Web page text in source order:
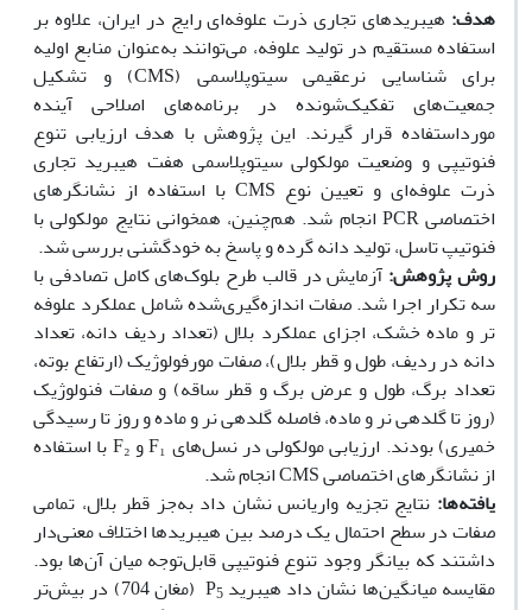
هدف: هیبریدهای تجاری ذرت علوفه‌ای رایج در ایران، علاوه بر
استفاده مستقیم در تولید علوفه، می‌توانند به‌عنوان منابع اولیه
برای شناسایی نرعقیمی سیتوپلاسمی (CMS) و تشکیل
جمعیت‌های تفکیک‌شونده در برنامه‌های اصلاحی آینده
مورداستفاده قرار گیرند. این پژوهش با هدف ارزیابی تنوع
فنوتیپی و وضعیت مولکولی سیتوپلاسمی هفت هیبرید تجاری
ذرت علوفه‌ای و تعیین نوع CMS با استفاده از نشانگرهای
اختصاصی PCR انجام شد. هم‌چنین، همخوانی نتایج مولکولی با
فنوتیپ تاسل، تولید دانه گرده و پاسخ به خودگشنی بررسی شد.
روش پژوهش: آزمایش در قالب طرح بلوک‌های کامل تصادفی با
سه تکرار اجرا شد. صفات اندازه‌گیری‌شده شامل عملکرد علوفه
تر و ماده خشک، اجزای عملکرد بلال (تعداد ردیف دانه، تعداد
دانه در ردیف، طول و قطر بلال)، صفات مورفولوژیک (ارتفاع بوته،
تعداد برگ، طول و عرض برگ و قطر ساقه) و صفات فنولوژیک
(روز تا گلدهی نر و ماده، فاصله گلدهی نر و ماده و روز تا رسیدگی
خمیری) بودند. ارزیابی مولکولی در نسل‌های F₁ و F₂ با استفاده
از نشانگرهای اختصاصی CMS انجام شد.
یافته‌ها: نتایج تجزیه واریانس نشان داد به‌جز قطر بلال، تمامی
صفات در سطح احتمال یک درصد بین هیبریدها اختلاف معنی‌دار
داشتند که بیانگر وجود تنوع فنوتیپی قابل‌توجه میان آن‌ها بود.
مقایسه میانگین‌ها نشان داد هیبرید P5
(مغان 704) در بیش‌تر